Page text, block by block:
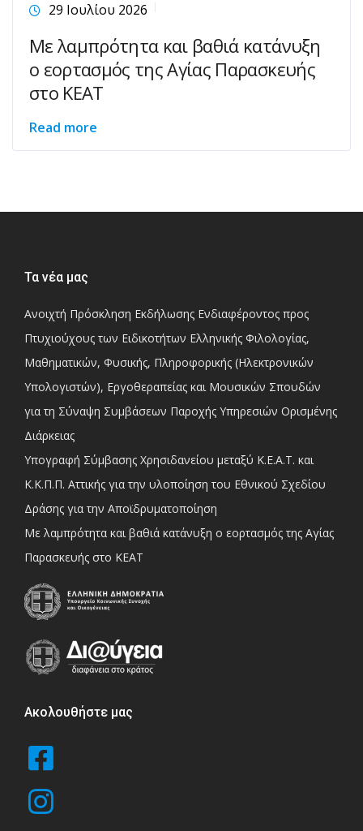
29 Ιουλίου 2026
Με λαμπρότητα και βαθιά κατάνυξη
ο εορτασμός της Αγίας Παρασκευής
στο ΚΕΑΤ
Read more
Τα νέα μας
Ανοιχτή Πρόσκληση Εκδήλωσης Ενδιαφέροντος προς
Πτυχιούχους των Ειδικοτήτων Ελληνικής Φιλολογίας,
Μαθηματικών, Φυσικής, Πληροφορικής (Ηλεκτρονικών
Υπολογιστών), Εργοθεραπείας και Μουσικών Σπουδών
για τη Σύναψη Συμβάσεων Παροχής Υπηρεσιών Ορισμένης
Διάρκειας
Υπογραφή Σύμβασης Χρησιδανείου μεταξύ Κ.Ε.Α.Τ. και
Κ.Κ.Π.Π. Αττικής για την υλοποίηση του Εθνικού Σχεδίου
Δράσης για την Αποϊδρυματοποίηση
Με λαμπρότητα και βαθιά κατάνυξη ο εορτασμός της Αγίας
Παρασκευής στο ΚΕΑΤ
Ακολουθήστε μας